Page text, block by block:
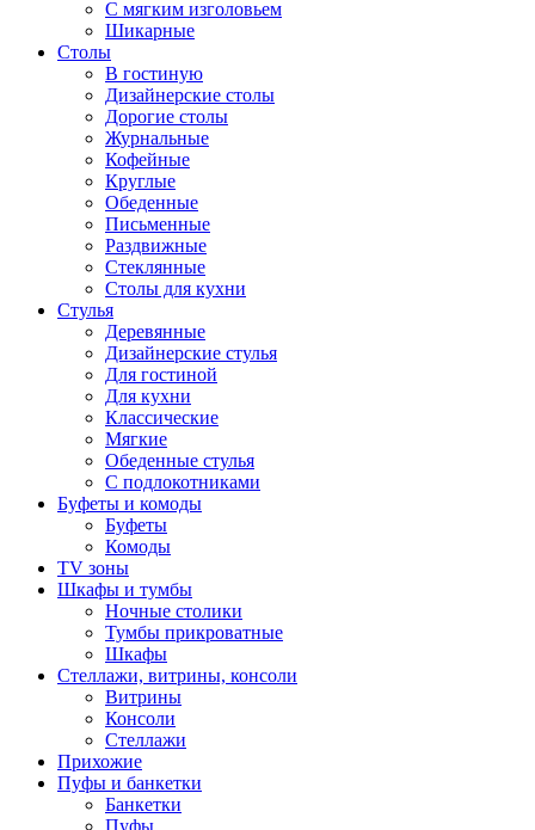
С мягким изголовьем
Шикарные
Столы
В гостиную
Дизайнерские столы
Дорогие столы
Журнальные
Кофейные
Круглые
Обеденные
Письменные
Раздвижные
Стеклянные
Столы для кухни
Стулья
Деревянные
Дизайнерские стулья
Для гостиной
Для кухни
Классические
Мягкие
Обеденные стулья
С подлокотниками
Буфеты и комоды
Буфеты
Комоды
TV зоны
Шкафы и тумбы
Ночные столики
Тумбы прикроватные
Шкафы
Стеллажи, витрины, консоли
Витрины
Консоли
Стеллажи
Прихожие
Пуфы и банкетки
Банкетки
Пуфы